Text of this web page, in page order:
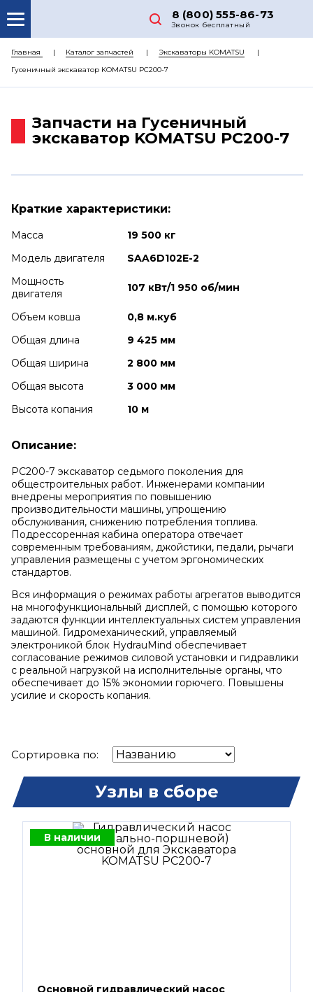
8 (800) 555-86-73
Звонок бесплатный
О НАС
КАТАЛОГ ЗАПЧАСТЕЙ
ДОСТАВКА
Главная Каталог запчастей
Экскаваторы KOMATSU
Гусеничный экскаватор KOMATSU PC200-7
Запчасти на Гусеничный
экскаватор KOMATSU PC200-7
Краткие характеристики:
Масса
19 500 кг
Модель двигателя
SAA6D102E-2
Мощность
двигателя
107 кВт/1 950 об/мин
Объем ковша
0,8 м.куб
Общая длина
9 425 мм
Общая ширина
2 800 мм
Общая высота
3 000 мм
Высота копания
10 м
Описание:
РС200-7 экскаватор седьмого поколения для
общестроительных работ. Инженерами компании
внедрены мероприятия по повышению
производительности машины, упрощению
обслуживания, снижению потребления топлива.
Подрессоренная кабина оператора отвечает
современным требованиям, джойстики, педали, рычаги
управления размещены с учетом эргономических
стандартов.
Вся информация о режимах работы агрегатов выводится
на многофункциональный дисплей, с помощью которого
задаются функции интеллектуальных систем управления
машиной. Гидромеханический, управляемый
электроникой блок HydrauMind обеспечивает
согласование режимов силовой установки и гидравлики
с реальной нагрузкой на исполнительные органы, что
обеспечивает до 15% экономии горючего. Повышены
усилие и скорость копания.
Сортировка по:
Узлы в сборе
В наличии
Основной гидравлический насос